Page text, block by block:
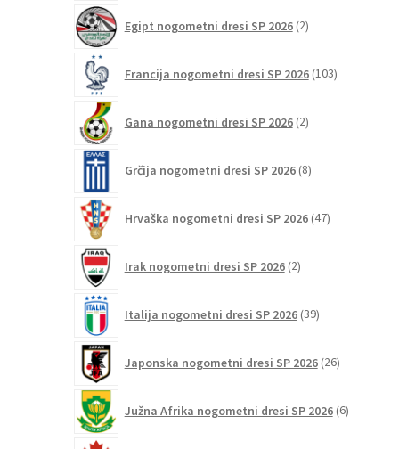
Egipt nogometni dresi SP 2026 2izdelka
Francija nogometni dresi SP 2026 103izdelki
Gana nogometni dresi SP 2026 2izdelka
Grčija nogometni dresi SP 2026 8izdelkov
Hrvaška nogometni dresi SP 2026 47izdelkov
Irak nogometni dresi SP 2026 2izdelka
Italija nogometni dresi SP 2026 39izdelkov
Japonska nogometni dresi SP 2026 26izdelkov
Južna Afrika nogometni dresi SP 2026 6izdelkov